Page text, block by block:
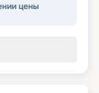
цены